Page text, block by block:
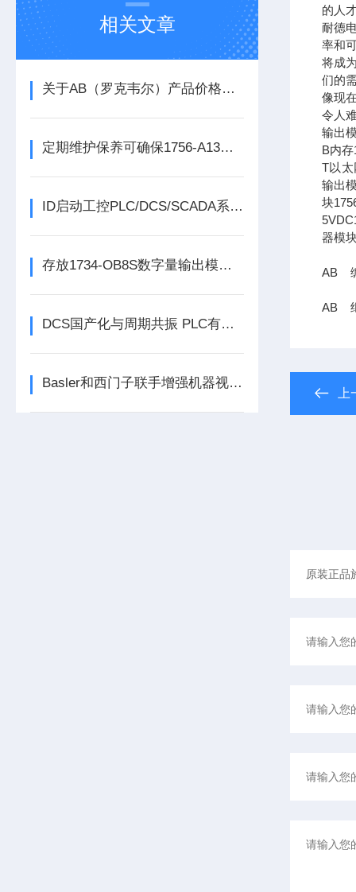
相关文章
关于AB（罗克韦尔）产品价格调整的通知
定期维护保养可确保1756-A13数字量输出模块的正常运行
ID启动工控PLC/DCS/SCADA系列份额报告
存放1734-OB8S数字量输出模块时所需要考虑的方面分享
DCS国产化与周期共振 PLC有望迎来结构性机会
Basler和西门子联手增强机器视觉和工厂自动化能力西门子
的人
耐德
率和
将成
们的
像现
令人
输出
B内
T以太
输出
块
器模
AB
AB